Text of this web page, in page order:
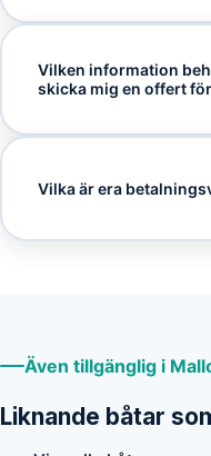
Vilken information
skicka mig en offert
Vilka är era
Även tillgänglig i
Liknande båtar